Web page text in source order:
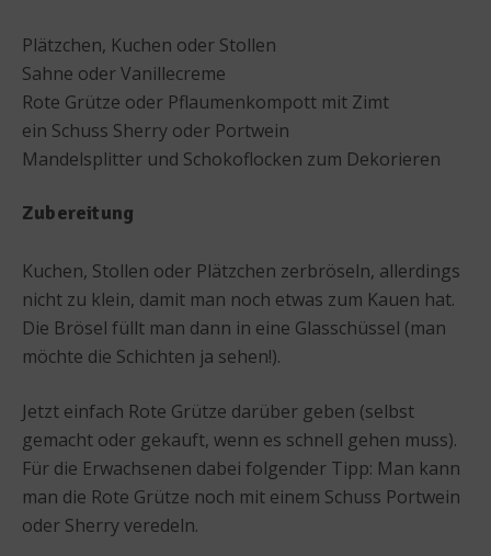
Plätzchen, Kuchen oder Stollen
Sahne oder Vanillecreme
Rote Grütze oder Pflaumenkompott mit Zimt
ein Schuss Sherry oder Portwein
Mandelsplitter und Schokoflocken zum Dekorieren
Zubereitung
Kuchen, Stollen oder Plätzchen zerbröseln, allerdings
nicht zu klein, damit man noch etwas zum Kauen hat.
Die Brösel füllt man dann in eine Glasschüssel (man
möchte die Schichten ja sehen!).
Jetzt einfach Rote Grütze darüber geben (selbst
gemacht oder gekauft, wenn es schnell gehen muss).
Für die Erwachsenen dabei folgender Tipp: Man kann
man die Rote Grütze noch mit einem Schuss Portwein
oder Sherry veredeln.